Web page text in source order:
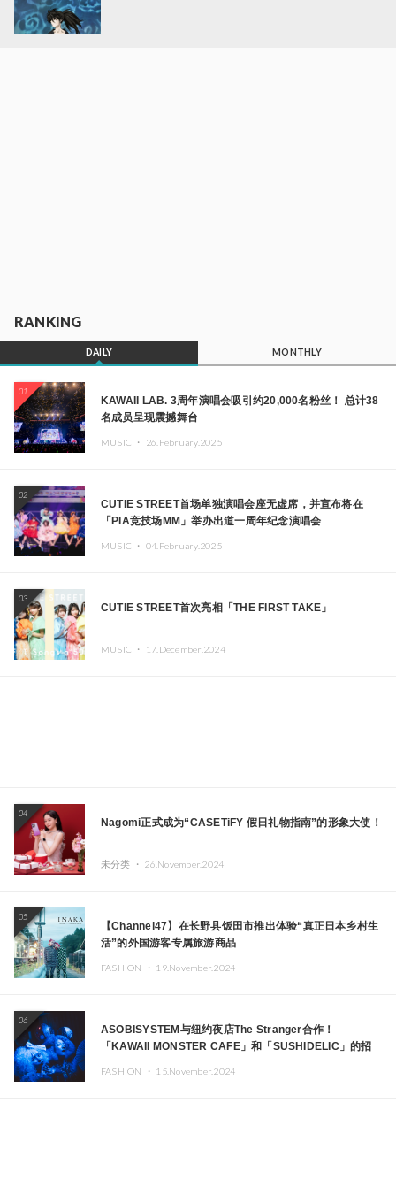
RANKING
DAILY MONTHLY
01
KAWAII LAB. 3周年演唱会吸引约20,000名粉丝！ 总计38
名成员呈现震撼舞台
MUSIC ・ 26.February.2025
02
CUTIE STREET首场单独演唱会座无虚席，并宣布将在
「PIA竞技场MM」举办出道一周年纪念演唱会
MUSIC ・ 04.February.2025
03
CUTIE STREET首次亮相「THE FIRST TAKE」
MUSIC ・ 17.December.2024
04
Nagomi正式成为“CASETiFY 假日礼物指南”的形象大使！
未分类 ・ 26.November.2024
05
【Channel47】在长野县饭田市推出体验“真正日本乡村生
活”的外国游客专属旅游商品
FASHION ・ 19.November.2024
06
ASOBISYSTEM与纽约夜店The Stranger合作！
「KAWAII MONSTER CAFE」和「SUSHIDELIC」的招
FASHION ・ 15.November.2024